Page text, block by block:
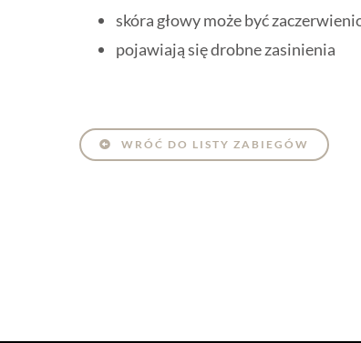
skóra głowy może być
pojawiają się drobne zasinienia
WRÓĆ DO LISTY ZABIEGÓW